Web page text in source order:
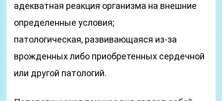
адекватная реакция организма на внешние
определенные условия;
патологическая, развивающаяся из-за
врожденных либо приобретенных сердечной
или другой патологий.